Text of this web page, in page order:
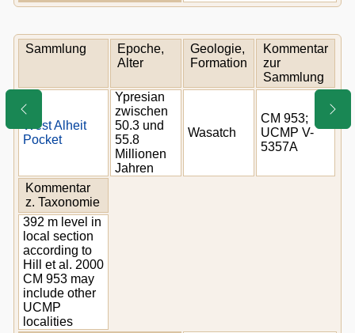
Sammlung
Epoche,
Alter
Geologie,
Formation
Kommentar
zur
Sammlung
West Alheit
Pocket
Ypresian
zwischen
50.3 und
55.8
Millionen
Jahren
Wasatch
CM 953;
UCMP V-
5357A
Kommentar
z. Taxonomie
392 m level in
local section
according to
Hill et al. 2000
CM 953 may
include other
UCMP
localities